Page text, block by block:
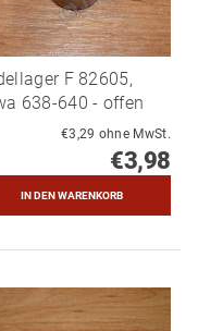
F 82605,
638-640 - offen
€3,29 ohne MwSt.
€3,98